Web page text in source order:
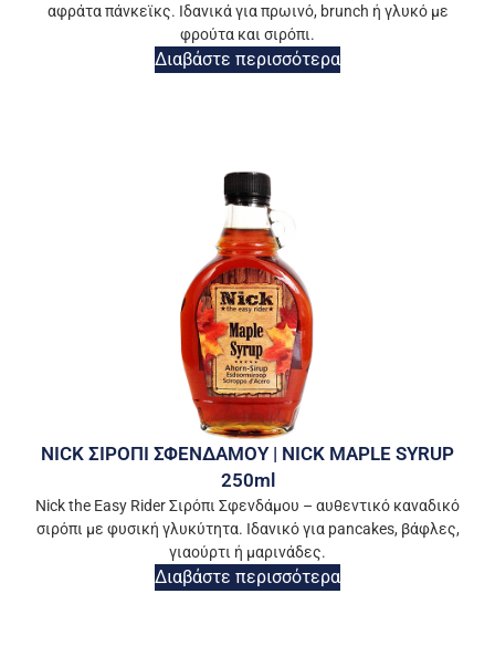
αφράτα πάνκεϊκς. Ιδανικά για πρωινό, brunch ή γλυκό με
φρούτα και σιρόπι.
Διαβάστε περισσότερα
NICK ΣΙΡΟΠΙ ΣΦΕΝΔΑΜΟΥ | NICK MAPLE SYRUP
250ml
Nick the Easy Rider Σιρόπι Σφενδάμου – αυθεντικό καναδικό
σιρόπι με φυσική γλυκύτητα. Ιδανικό για pancakes, βάφλες,
γιαούρτι ή μαρινάδες.
Διαβάστε περισσότερα